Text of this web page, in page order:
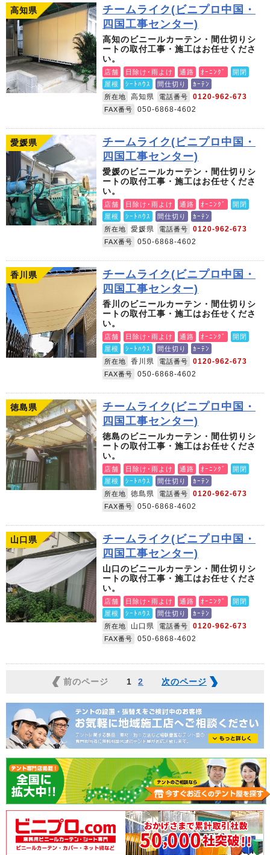
高知県
チームライク(ビニプロ中国・
四国工事センター)
高知のビニールカーテン・間仕切りシ
ートの取付工事・施工はお任せくださ
い。
店舗 日除け･雨よけ 通路 ｵｰﾆﾝｸﾞ
開閉
屋根
ｼｰﾄﾊｳｽ 間仕切り
ｶｰﾃﾝ
所在地
高知県 電話番号 0120-962-673
FAX番号 050-6868-4602
愛媛県
チームライク(ビニプロ中国・
四国工事センター)
愛媛のビニールカーテン・間仕切りシ
ートの取付工事・施工はお任せくださ
い。
店舗 日除け･雨よけ 通路 ｵｰﾆﾝｸﾞ
開閉
屋根
ｼｰﾄﾊｳｽ 間仕切り
ｶｰﾃﾝ
所在地
愛媛県 電話番号 0120-962-673
FAX番号 050-6868-4602
香川県
チームライク(ビニプロ中国・
四国工事センター)
香川のビニールカーテン・間仕切りシ
ートの取付工事・施工はお任せくださ
い。
店舗 日除け･雨よけ 通路 ｵｰﾆﾝｸﾞ
開閉
屋根
ｼｰﾄﾊｳｽ 間仕切り
ｶｰﾃﾝ
所在地
香川県 電話番号 0120-962-673
FAX番号 050-6868-4602
徳島県
チームライク(ビニプロ中国・
四国工事センター)
徳島のビニールカーテン・間仕切りシ
ートの取付工事・施工はお任せくださ
い。
店舗 日除け･雨よけ 通路 ｵｰﾆﾝｸﾞ
開閉
屋根
ｼｰﾄﾊｳｽ 間仕切り
ｶｰﾃﾝ
所在地
徳島県 電話番号 0120-962-673
FAX番号 050-6868-4602
山口県
チームライク(ビニプロ中国・
四国工事センター)
山口のビニールカーテン・間仕切りシ
ートの取付工事・施工はお任せくださ
い。
店舗 日除け･雨よけ 通路 ｵｰﾆﾝｸﾞ
開閉
屋根
ｼｰﾄﾊｳｽ 間仕切り
ｶｰﾃﾝ
所在地
山口県 電話番号 0120-962-673
FAX番号 050-6868-4602
前のページ 1 2 次のページ